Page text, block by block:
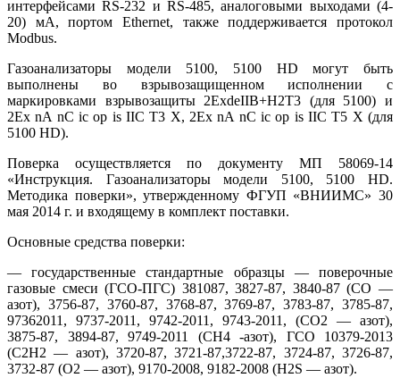
интерфейсами RS-232 и RS-485, аналоговыми выходами (4-
20) мА, портом Ethernet, также поддерживается протокол
Modbus.
Газоанализаторы модели 5100, 5100 HD могут быть
выполнены во взрывозащищенном исполнении с
маркировками взрывозащиты 2ExdeIIB+H2T3 (для 5100) и
2Ex nA nC ic op is IIC T3 X, 2Ex nA nC ic op is IIC T5 X (для
5100 HD).
Поверка осуществляется по документу МП 58069-14
«Инструкция. Газоанализаторы модели 5100, 5100 HD.
Методика поверки», утвержденному ФГУП «ВНИИМС» 30
мая 2014 г. и входящему в комплект поставки.
Основные средства поверки:
— государственные стандартные образцы — поверочные
газовые смеси (ГСО-ПГС) 381087, 3827-87, 3840-87 (CO —
азот), 3756-87, 3760-87, 3768-87, 3769-87, 3783-87, 3785-87,
97362011, 9737-2011, 9742-2011, 9743-2011, (CO2 — азот),
3875-87, 3894-87, 9749-2011 (CH4 -азот), ГСО 10379-2013
(C2H2 — азот), 3720-87, 3721-87,3722-87, 3724-87, 3726-87,
3732-87 (O2 — азот), 9170-2008, 9182-2008 (H2S — азот).